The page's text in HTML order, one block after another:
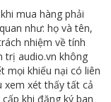
mua hàng phải
như: họ và tên,
nhiệm về tính
trị audio.vn không
mọi khiếu nại có liên
xem xét thấy tất cả
khi đăng ký ban